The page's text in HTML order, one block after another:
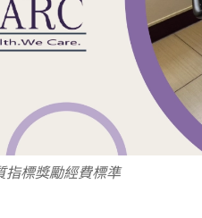
指標獎勵經費標準